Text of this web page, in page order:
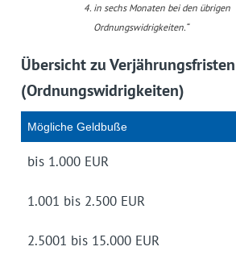
in sechs Monaten bei den übrigen
Ordnungswidrigkeiten.“
Übersicht zu
(Ordnungswidrigkeiten)
Mögliche Geldbuße
bis 1.000 EUR
1.001 bis 2.500 EUR
2.5001 bis 15.000 EUR